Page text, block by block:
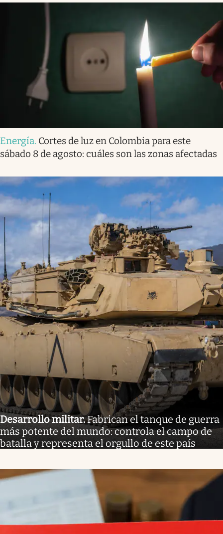
Energía. Cortes de luz en Colombia para este
sábado 8 de agosto: cuáles son las zonas afectadas
Desarrollo militar.Fabrican el tanque de guerra
más potente del mundo: controla el campo de
batalla y representa el orgullo de este país